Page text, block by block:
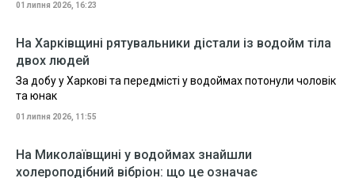
01 липня 2026, 16:23
На Харківщині рятувальники дістали із водойм тіла
двох людей
За добу у Харкові та передмісті у водоймах потонули чоловік
та юнак
01 липня 2026, 11:55
На Миколаївщині у водоймах знайшли
холероподібний вібріон: що це означає